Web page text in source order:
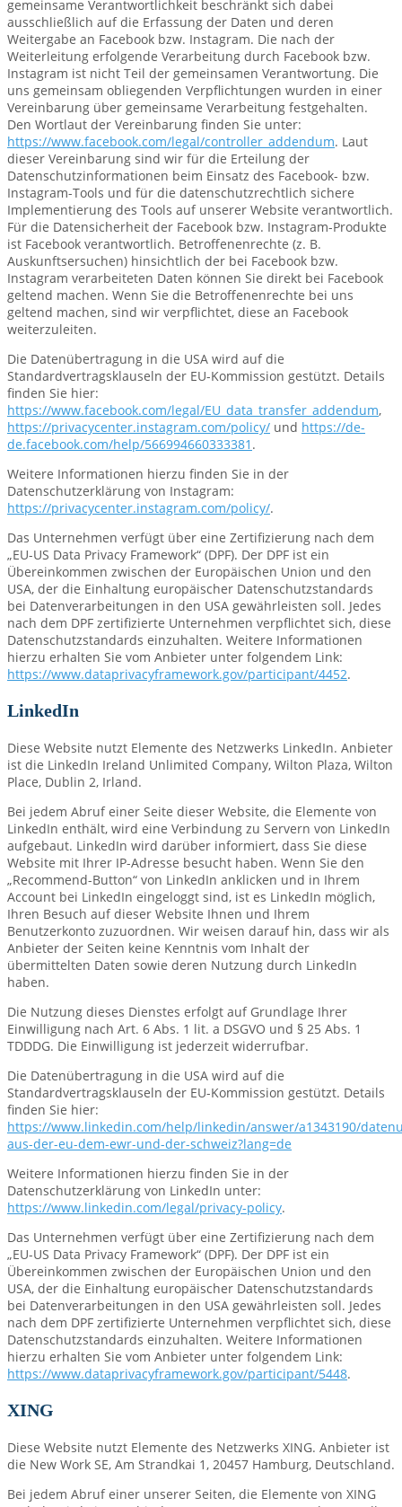
gemeinsame Verantwortlichkeit beschränkt sich dabei
ausschließlich auf die Erfassung der Daten und deren
Weitergabe an Facebook bzw. Instagram. Die nach der
Weiterleitung erfolgende Verarbeitung durch Facebook bzw.
Instagram ist nicht Teil der gemeinsamen Verantwortung. Die
uns gemeinsam obliegenden Verpflichtungen wurden in einer
Vereinbarung über gemeinsame Verarbeitung festgehalten.
Den Wortlaut der Vereinbarung finden Sie unter:
https://www.facebook.com/legal/controller_addendum. Laut
dieser Vereinbarung sind wir für die Erteilung der
Datenschutzinformationen beim Einsatz des Facebook- bzw.
Instagram-Tools und für die datenschutzrechtlich sichere
Implementierung des Tools auf unserer Website verantwortlich.
Für die Datensicherheit der Facebook bzw. Instagram-Produkte
ist Facebook verantwortlich. Betroffenenrechte (z. B.
Auskunftsersuchen) hinsichtlich der bei Facebook bzw.
Instagram verarbeiteten Daten können Sie direkt bei Facebook
geltend machen. Wenn Sie die Betroffenenrechte bei uns
geltend machen, sind wir verpflichtet, diese an Facebook
weiterzuleiten.
Die Datenübertragung in die USA wird auf die
Standardvertragsklauseln der EU-Kommission gestützt. Details
finden Sie hier:
https://www.facebook.com/legal/EU_data_transfer_addendum,
https://privacycenter.instagram.com/policy/ und https://de-
de.facebook.com/help/566994660333381 .
Weitere Informationen hierzu finden Sie in der
Datenschutzerklärung von Instagram:
https://privacycenter.instagram.com/policy/.
Das Unternehmen verfügt über eine Zertifizierung nach dem
„EU-US Data Privacy Framework“ (DPF). Der DPF ist ein
Übereinkommen zwischen der Europäischen Union und den
USA, der die Einhaltung europäischer Datenschutzstandards
bei Datenverarbeitungen in den USA gewährleisten soll. Jedes
nach dem DPF zertifizierte Unternehmen verpflichtet sich, diese
Datenschutzstandards einzuhalten. Weitere Informationen
hierzu erhalten Sie vom Anbieter unter folgendem Link:
https://www.dataprivacyframework.gov/participant/4452.
LinkedIn
Diese Website nutzt Elemente des Netzwerks LinkedIn. Anbieter
ist die LinkedIn Ireland Unlimited Company, Wilton Plaza, Wilton
Place, Dublin 2, Irland.
Bei jedem Abruf einer Seite dieser Website, die Elemente von
LinkedIn enthält, wird eine Verbindung zu Servern von LinkedIn
aufgebaut. LinkedIn wird darüber informiert, dass Sie diese
Website mit Ihrer IP-Adresse besucht haben. Wenn Sie den
„Recommend-Button“ von LinkedIn anklicken und in Ihrem
Account bei LinkedIn eingeloggt sind, ist es LinkedIn möglich,
Ihren Besuch auf dieser Website Ihnen und Ihrem
Benutzerkonto zuzuordnen. Wir weisen darauf hin, dass wir als
Anbieter der Seiten keine Kenntnis vom Inhalt der
übermittelten Daten sowie deren Nutzung durch LinkedIn
haben.
Die Nutzung dieses Dienstes erfolgt auf Grundlage Ihrer
Einwilligung nach Art. 6 Abs. 1 lit. a DSGVO und § 25 Abs. 1
TDDDG. Die Einwilligung ist jederzeit widerrufbar.
Die Datenübertragung in die USA wird auf die
Standardvertragsklauseln der EU-Kommission gestützt. Details
finden Sie hier:
https://www.linkedin.com/help/linkedin/answer/a1343190/
aus-der-eu-dem-ewr-und-der-schweiz?lang=de
Weitere Informationen hierzu finden Sie in der
Datenschutzerklärung von LinkedIn unter:
https://www.linkedin.com/legal/privacy-policy.
Das Unternehmen verfügt über eine Zertifizierung nach dem
„EU-US Data Privacy Framework“ (DPF). Der DPF ist ein
Übereinkommen zwischen der Europäischen Union und den
USA, der die Einhaltung europäischer Datenschutzstandards
bei Datenverarbeitungen in den USA gewährleisten soll. Jedes
nach dem DPF zertifizierte Unternehmen verpflichtet sich, diese
Datenschutzstandards einzuhalten. Weitere Informationen
hierzu erhalten Sie vom Anbieter unter folgendem Link:
https://www.dataprivacyframework.gov/participant/5448.
XING
Diese Website nutzt Elemente des Netzwerks XING. Anbieter ist
die New Work SE, Am Strandkai 1, 20457 Hamburg, Deutschland.
Bei jedem Abruf einer unserer Seiten, die Elemente von XING